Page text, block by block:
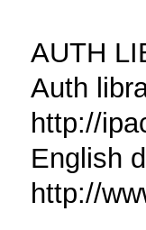
AUTH
Auth
http://
English
http://